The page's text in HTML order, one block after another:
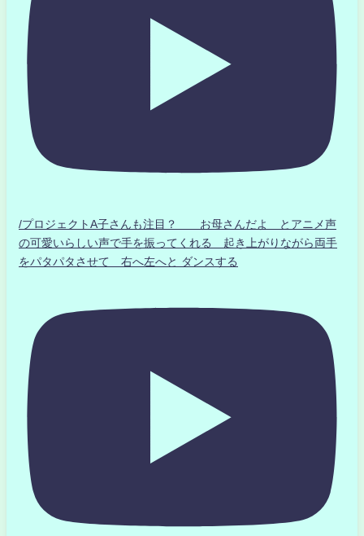
/プロジェクトA子さんも注目？ お母さんだよ とアニメ声
の可愛いらしい声で手を振ってくれる 起き上がりながら両手
をパタパタさせて 右へ左へと ダンスする